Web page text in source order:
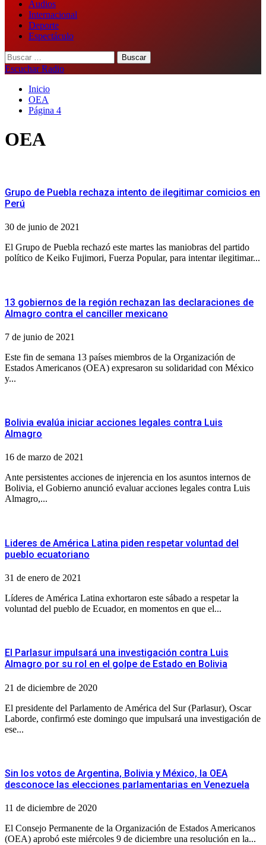
Audios
Internacional
Deporte
Espectáculo
Buscar:
Escuchar Radio
Inicio
OEA
Página 4
OEA
Grupo de Puebla rechaza intento de ilegitimar comicios en
Perú
30 de junio de 2021
El Grupo de Puebla rechazó este martes las maniobras del partido
político de Keiko Fujimori, Fuerza Popular, para intentar ilegitimar...
13 gobiernos de la región rechazan las declaraciones de
Almagro contra el canciller mexicano
7 de junio de 2021
Este fin de semana 13 países miembros de la Organización de
Estados Americanos (OEA) expresaron su solidaridad con México
y...
Bolivia evalúa iniciar acciones legales contra Luis
Almagro
16 de marzo de 2021
Ante persistentes acciones de injerencia en los asuntos internos de
Bolivia, el Gobierno anunció evaluar acciones legales contra Luis
Almagro,...
Lideres de América Latina piden respetar voluntad del
pueblo ecuatoriano
31 de enero de 2021
Líderes de América Latina exhortaron este sábado a respetar la
voluntad del pueblo de Ecuador, en momentos en que el...
El Parlasur impulsará una investigación contra Luis
Almagro por su rol en el golpe de Estado en Bolivia
21 de diciembre de 2020
El presidente del Parlamento de América del Sur (Parlasur), Oscar
Laborde, confirmó este domingo que impulsará una investigación de
ese...
Sin los votos de Argentina, Bolivia y México, la OEA
desconoce las elecciones parlamentarias en Venezuela
11 de diciembre de 2020
El Consejo Permanente de la Organización de Estados Americanos
(OEA) aprobó este miércoles 9 de diciembre una resolución en la...